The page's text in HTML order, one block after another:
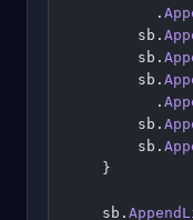
          .
        sb.
        sb.
        sb.
          .
        sb.
        sb.
    }
    sb.